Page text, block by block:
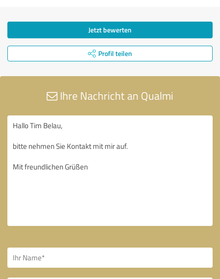
Jetzt bewerten
Profil teilen
Ihre Nachricht an Qualmi